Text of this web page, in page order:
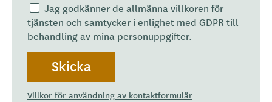
Jag godkänner de allmänna villkoren för
tjänsten och samtycker i enlighet med GDPR till
behandling av mina personuppgifter.
Villkor för användning av kontaktformulär